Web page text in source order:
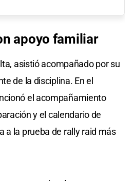
apoyo familiar
asistió acompañado por su
de la disciplina. En el
el acompañamiento
y el calendario de
a la prueba de rally raid más